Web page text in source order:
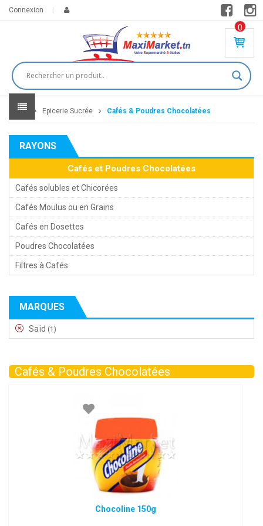
Connexion
0
PR
DU
IT(
S)
DT
Home Epicerie Sucrée Cafés & Poudres Chocolatées
RAYONS
Cafés et Poudres Chocolatées
Cafés solubles et Chicorées
Cafés Moulus ou en Grains
Cafés en Dosettes
Poudres Chocolatées
Filtres à Cafés
MARQUES
Saïd (1)
Cafés & Poudres Chocolatées
Chocoline 150g